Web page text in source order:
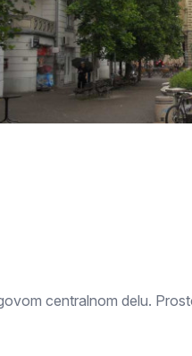
Vršac
Leskovac
Senta
Ljubovija
Bačka Topola Palić
centralnom delu.